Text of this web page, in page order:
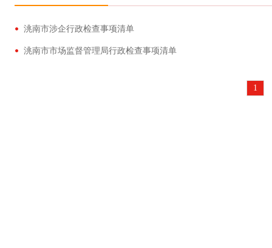
洮南市涉企行政检查事项清单
洮南市市场监督管理局行政检查事项清单
1